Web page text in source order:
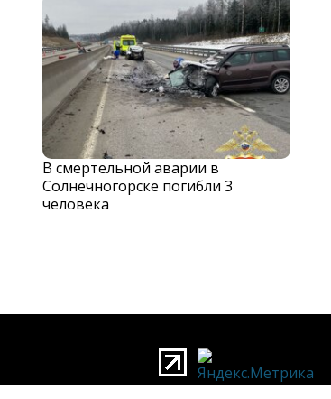
В смертельной аварии в
Солнечногорске погибли 3
человека